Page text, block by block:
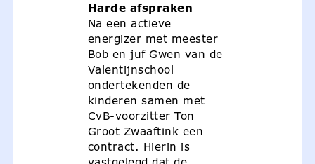
Harde afspraken
Na een actieve
energizer met meester
Bob en juf Gwen van de
Valentijnschool
ondertekenden de
kinderen samen met
CvB-voorzitter Ton
Groot Zwaaftink een
contract. Hierin is